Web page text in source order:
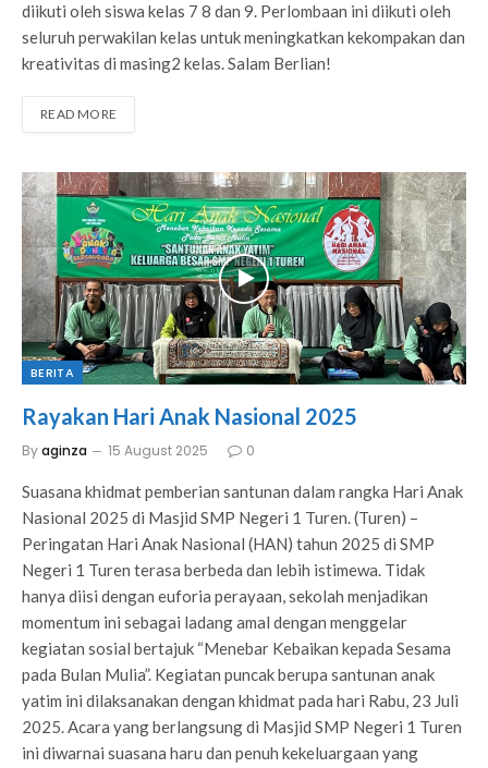
diikuti oleh siswa kelas 7 8 dan 9. Perlombaan ini diikuti oleh
seluruh perwakilan kelas untuk meningkatkan kekompakan dan
kreativitas di masing2 kelas. Salam Berlian!
READ MORE
BERITA
Rayakan Hari Anak Nasional 2025
Byaginza 15 August 2025 0
Suasana khidmat pemberian santunan dalam rangka Hari Anak
Nasional 2025 di Masjid SMP Negeri 1 Turen. (Turen) –
Peringatan Hari Anak Nasional (HAN) tahun 2025 di SMP
Negeri 1 Turen terasa berbeda dan lebih istimewa. Tidak
hanya diisi dengan euforia perayaan, sekolah menjadikan
momentum ini sebagai ladang amal dengan menggelar
kegiatan sosial bertajuk “Menebar Kebaikan kepada Sesama
pada Bulan Mulia”. Kegiatan puncak berupa santunan anak
yatim ini dilaksanakan dengan khidmat pada hari Rabu, 23 Juli
2025. Acara yang berlangsung di Masjid SMP Negeri 1 Turen
ini diwarnai suasana haru dan penuh kekeluargaan yang